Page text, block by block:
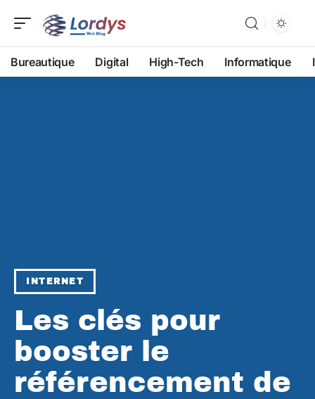
Bureautique Digital High-Tech Informatique
INTERNET
Les clés pour
booster le
référencement de